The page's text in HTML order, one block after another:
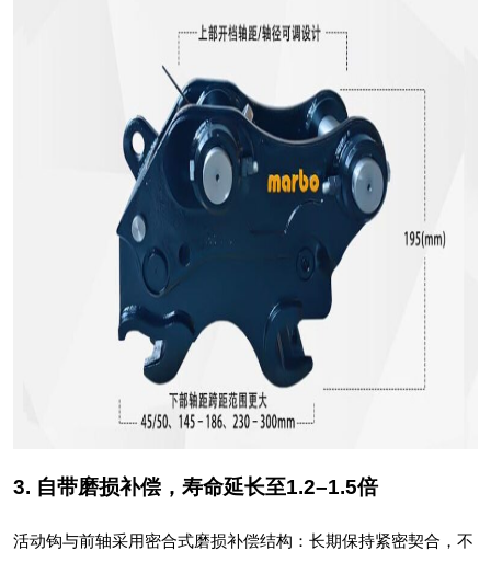
3. 自带磨损补偿，寿命延长至1.2–1.5倍
活动钩与前轴采用密合式磨损补偿结构：长期保持紧密契合，不